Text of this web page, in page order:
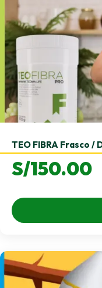
TEO FIBRA Frasco
S/150.00